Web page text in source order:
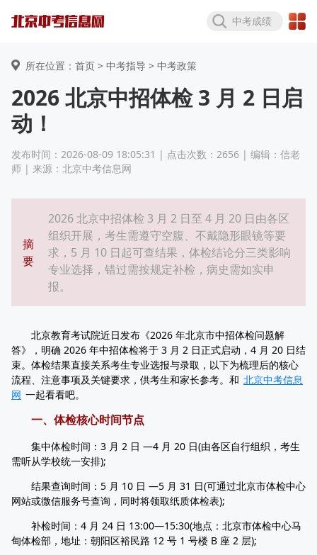
中考成绩
所在位置：首页 > 中考指导 > 中考政策
2026 北京中招体检 3 月 2 日启
动！
发布时间：2026-08-09 18:05:31 | 点击次数：2656 | 编辑：信老
师 | 来源：北京中考信息网
摘
要
2026 北京中招体检 3 月 2 日至 4 月 20 日由各区
组织开展，考生需遵守空腹、不戴隐形眼镜等要
求，5 月 10 日起可查结果，体检结论分三类影响
专业选择，错过需按规定补检，病史需如实申
报。
北京教育考试院近日发布《2026 年北京市中招体检问题解
答》，明确 2026 年中招体检将于 3 月 2 日正式启动，4 月 20 日结
束。体检结果直接关系考生专业选报与录取，以下为梳理后的核心
流程、注意事项及关键要求，供考生和家长参考。和 北京中考信息
网 一起看看吧。
一、体检核心时间节点
集中体检时间：3 月 2 日 —4 月 20 日(由各区自行组织，考生
需听从学校统一安排);
结果查询时间：5 月 10 日 —5 月 31 日(可通过北京市体检中心
网站或微信服务号查询，同时将领取纸质体检表);
补检时间：4 月 24 日 13:00—15:30(地点：北京市体检中心马
甸体检部，地址：朝阳区裕民路 12 号 1 号楼 B 座 2 层);